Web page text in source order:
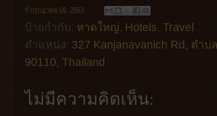
ที่ กรกฎาคม 06, 2563
ป้ายกำกับ: หาดใหญ่, Hotels, Travel
ตำแหน่ง: 327 Kanjanavanich Rd, ตำ
90110, Thailand
ไม่มีความคิดเห็น: